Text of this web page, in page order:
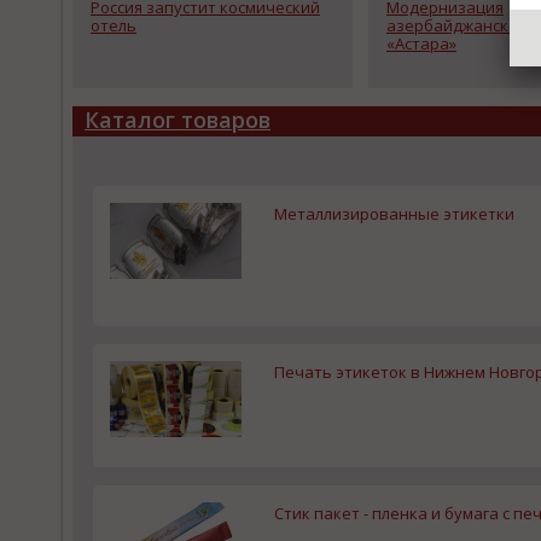
Россия запустит космический
отель
Модернизация
азербайджанской
«Астара»
Каталог товаров
Металлизированные этикетки
Печать этикеток в Нижнем
Стик пакет - пленка и бумага с